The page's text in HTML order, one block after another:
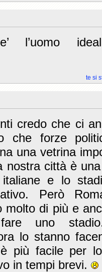
e’ l’uomo
te si
credo che ci
che forze
una vetrina
nostra città è
e lo
Però
molto di più e
uno
lo stanno
è più facile per
in tempi brevi.